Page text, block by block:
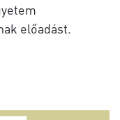
előadást.